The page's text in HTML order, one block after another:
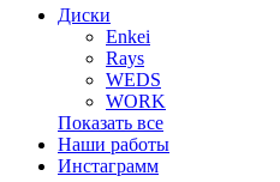
Диски
Enkei
Rays
WEDS
WORK
Показать все
Наши работы
Инстаграмм